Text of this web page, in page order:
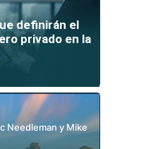
definirán el
privado en la
Needleman y Mike